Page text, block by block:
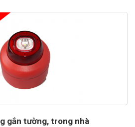
gắn tường, trong nhà